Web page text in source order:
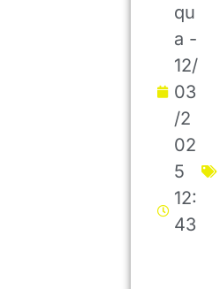
qu
a -
12/
03
/2
02
5
12:
43